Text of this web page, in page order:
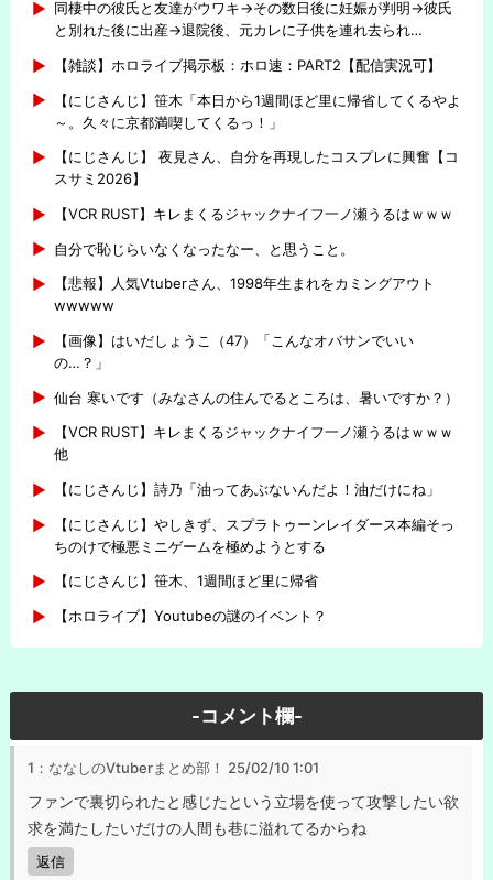
同棲中の彼氏と友達がウワキ→その数日後に妊娠が判明→彼氏
と別れた後に出産→退院後、元カレに子供を連れ去られ…
【雑談】ホロライブ掲示板：ホロ速：PART2【配信実況可】
【にじさんじ】笹木「本日から1週間ほど里に帰省してくるやよ
～。久々に京都満喫してくるっ！」
【にじさんじ】 夜見さん、自分を再現したコスプレに興奮【コ
スサミ2026】
【VCR RUST】キレまくるジャックナイフ一ノ瀬うるはｗｗｗ
自分で恥じらいなくなったなー、と思うこと。
【悲報】人気Vtuberさん、1998年生まれをカミングアウト
wwwww
【画像】はいだしょうこ（47）「こんなオバサンでいい
の…？」
仙台 寒いです（みなさんの住んでるところは、暑いですか？）
【VCR RUST】キレまくるジャックナイフ一ノ瀬うるはｗｗｗ
他
【にじさんじ】詩乃「油ってあぶないんだよ！油だけにね」
【にじさんじ】やしきず、スプラトゥーンレイダース本編そっ
ちのけで極悪ミニゲームを極めようとする
【にじさんじ】笹木、1週間ほど里に帰省
【ホロライブ】Youtubeの謎のイベント？
-コメント欄-
1：ななしのVtuberまとめ部！ 25/02/10 1:01
ファンで裏切られたと感じたという立場を使って攻撃したい欲
求を満たしたいだけの人間も巷に溢れてるからね
返信